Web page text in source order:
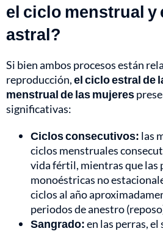
el ciclo menstrual y
astral?
Si bien ambos procesos están
reproducción,el ciclo estral de
menstrual de las mujeres
significativas:
Ciclos consecutivos: las
ciclos menstruales
vida fértil, mientras que las
monoéstricas no
ciclos al año
periodos de anestro
Sangrado:en las perras,